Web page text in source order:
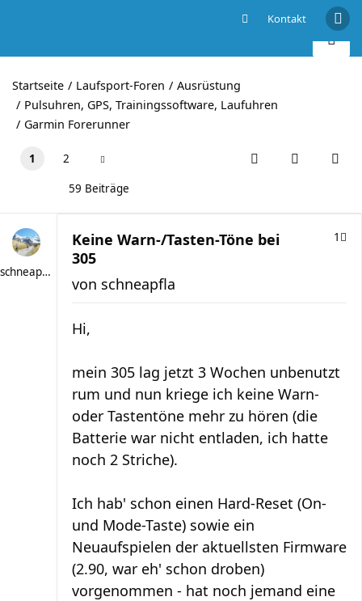
Kontakt
Startseite Laufsport-Foren
Ausrüstung
Pulsuhren, GPS, Trainingssoftware, Laufuhren
Garmin Forerunner
1 2
59 Beiträge
schneapfla
Keine Warn-/Tasten-Töne bei
305
1
von schneapfla
Hi,
mein 305 lag jetzt 3 Wochen unbenutzt
rum und nun kriege ich keine Warn-
oder Tastentöne mehr zu hören (die
Batterie war nicht entladen, ich hatte
noch 2 Striche).
Ich hab' schon einen Hard-Reset (On-
und Mode-Taste) sowie ein
Neuaufspielen der aktuellsten Firmware
(2.90, war eh' schon droben)
vorgenommen - hat noch jemand eine